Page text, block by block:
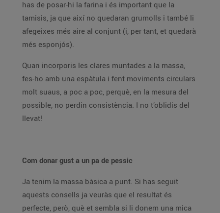
has de posar-hi la farina i és important que la
tamisis, ja que així no quedaran grumolls i també li
afegeixes més aire al conjunt (i, per tant, et quedarà
més esponjós).
Quan incorporis les clares muntades a la massa,
fes-ho amb una espàtula i fent moviments circulars
molt suaus, a poc a poc, perquè, en la mesura del
possible, no perdin consistència. I no t’oblidis del
llevat!
Com donar gust a un pa de pessic
Ja tenim la massa bàsica a punt. Si has seguit
aquests consells ja veuràs que el resultat és
perfecte, però, què et sembla si li donem una mica